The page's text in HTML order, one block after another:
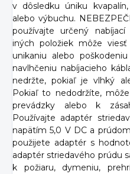
v dôsledku úniku
alebo výbuchu.
používajte určený
iných položiek môže
unikaniu alebo
navlhčeniu nabíjacieho
nedržte, pokiaľ je vlhký
Pokiaľ to nedodržíte,
prevádzky alebo k
Používajte adaptér
napätím 5,0 V DC a
použijete adaptér s
adaptér striedavého prúdu
k požiaru, dymeniu,